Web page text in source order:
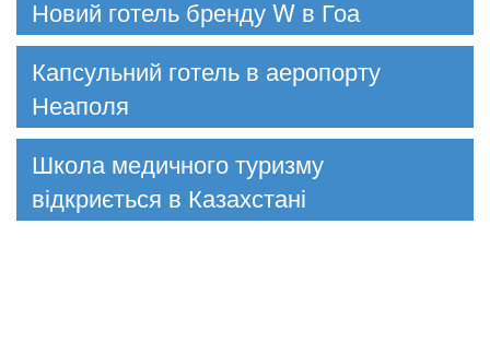
Новий готель бренду W в Гоа
Капсульний готель в аеропорту
Неаполя
Школа медичного туризму
відкриється в Казахстані